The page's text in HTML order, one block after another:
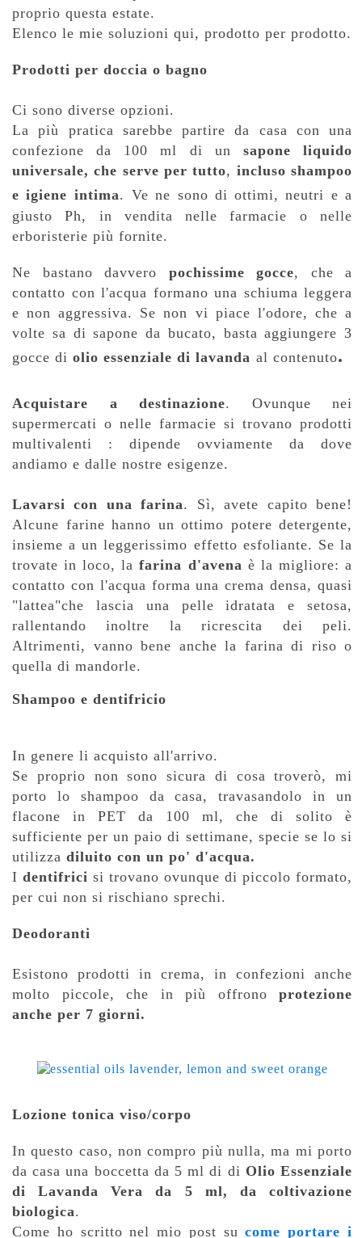
proprio questa estate.
Elenco le mie soluzioni qui, prodotto per prodotto.
Prodotti per doccia o bagno
Ci sono diverse opzioni.
La più pratica sarebbe partire da casa con una
confezione da 100 ml di un sapone liquido
universale, che serve per tutto, incluso shampoo
e igiene intima. Ve ne sono di ottimi, neutri e a
giusto Ph, in vendita nelle farmacie o nelle
erboristerie più fornite.
Ne bastano davvero pochissime gocce, che a
contatto con l'acqua formano una schiuma leggera
e non aggressiva. Se non vi piace l'odore, che a
volte sa di sapone da bucato, basta aggiungere 3
gocce di olio essenziale di lavanda al contenuto.
Acquistare a destinazione. Ovunque nei
supermercati o nelle farmacie si trovano prodotti
multivalenti : dipende ovviamente da dove
andiamo e dalle nostre esigenze.
Lavarsi con una farina. Sì, avete capito bene!
Alcune farine hanno un ottimo potere detergente,
insieme a un leggerissimo effetto esfoliante. Se la
trovate in loco, lafarina d'avena è la migliore:a
contatto con l'acqua forma una crema densa, quasi
"lattea"che lascia una pelle idratata e setosa,
rallentando inoltre la ricrescita dei peli.
Altrimenti, vanno bene anche la farina di riso o
quella di mandorle.
Shampoo e dentifricio
In genere li acquisto all'arrivo.
Se proprio non sono sicura di cosa troverò, mi
porto lo shampoo da casa, travasandolo in un
flacone in PET da 100 ml, che di solito è
sufficiente per un paio di settimane, specie se lo si
utilizza diluito con un po' d'acqua.
I dentifrici si trovano ovunque di piccolo formato,
per cui non si rischiano sprechi.
Deodoranti
Esistono prodotti in crema, in confezioni anche
molto piccole, che in più offrono protezione
anche per 7 giorni.
Lozione tonica viso/corpo
In questo caso, non compro più nulla, ma mi porto
da casa una boccetta da 5 ml di di Olio Essenziale
di Lavanda Vera da 5 ml, da coltivazione
biologica.
Come ho scritto nel mio post sucome portare i